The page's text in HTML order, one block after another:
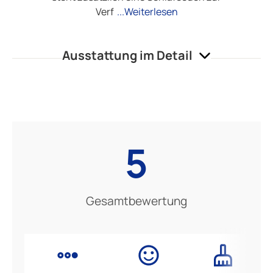
Verf ...Weiterlesen
Ausstattung im Detail
5
Gesamtbewertung